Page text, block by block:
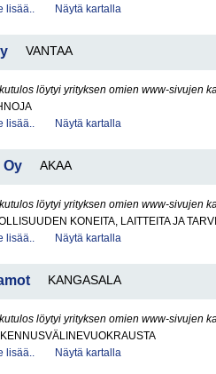
lisää..
Näytä kartalla
VANTAA
löytyi yrityksen omien www-sivujen
lisää..
Näytä kartalla
Oy AKAA
löytyi yrityksen omien www-sivujen
KONEITA, LAITTEITA JA
lisää..
Näytä kartalla
KANGASALA
löytyi yrityksen omien www-sivujen
lisää..
Näytä kartalla